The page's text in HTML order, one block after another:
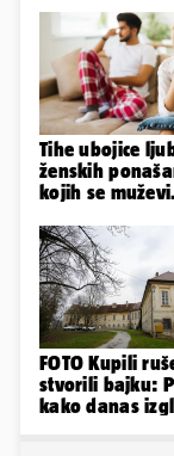
Tihe ubojice
ženskih
kojih se muževi
FOTO Kupili
stvorili bajku:
kako danas